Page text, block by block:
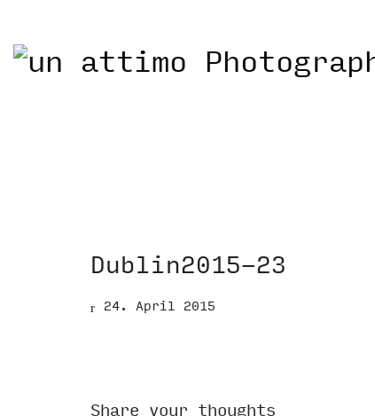
Dublin2015-23
24. April 2015
Share your thoughts